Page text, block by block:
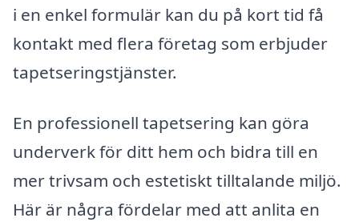
i en enkel formulär kan du på kort tid få
kontakt med flera företag som erbjuder
tapetseringstjänster.
En professionell tapetsering kan göra
underverk för ditt hem och bidra till en
mer trivsam och estetiskt tilltalande miljö.
Här är några fördelar med att anlita en